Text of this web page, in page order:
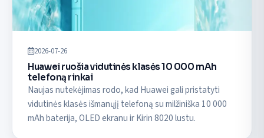
2026-07-26
Huawei ruošia vidutinės klasės 10 000 mAh
telefoną rinkai
Naujas nutekėjimas rodo, kad Huawei gali pristatyti
vidutinės klasės išmanųjį telefoną su milžiniška 10 000
mAh baterija, OLED ekranu ir Kirin 8020 lustu.